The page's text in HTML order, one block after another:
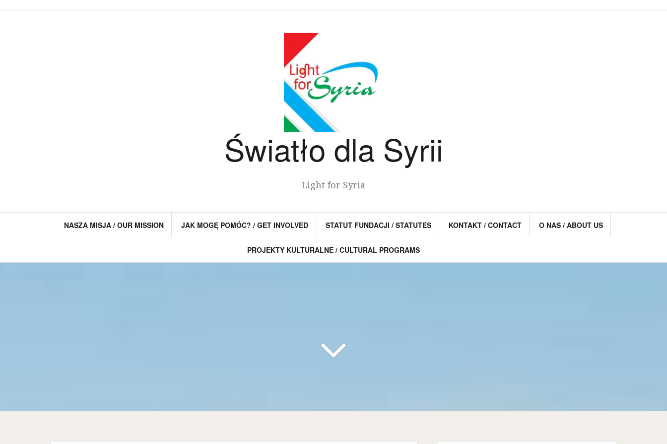
Światło dla Syrii
Light for Syria
NASZA MISJA / OUR MISSION JAK MOGĘ POMÓC? / GET INVOLVED STATUT FUNDACJI / STATUTES KONTAKT / CONTACT O NAS / ABOUT US
PROJEKTY KULTURALNE / CULTURAL PROGRAMS